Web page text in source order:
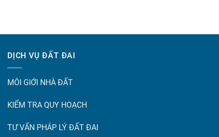
DỊCH VỤ ĐẤT ĐAI
MÔI GIỚI NHÀ ĐẤT
KIỂM TRA QUY HOẠCH
TƯ VẤN PHÁP LÝ ĐẤT ĐAI